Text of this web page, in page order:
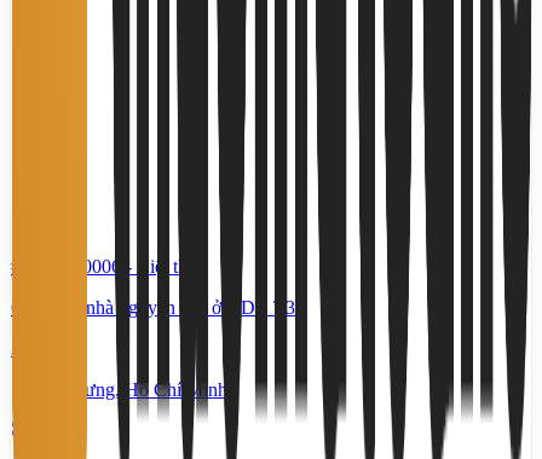
#TS70560006 -
Biệt thự
Cho thuê nhà nguyên căn ở KDC T30
Bình Hưng, Hồ Chí Minh